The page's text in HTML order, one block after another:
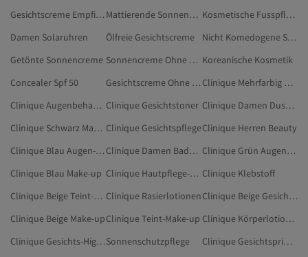
Gesichtscreme Empfindliche Haut
Mattierende Sonnencreme
Kosmetische Fusspflege
Damen Solaruhren
Ölfreie Gesichtscreme
Nicht Komedogene Sonnencreme
Getönte Sonnencreme
Sonnencreme Ohne Parfum Und Alkohol Koreanische Kosmetik
Concealer Spf 50
Gesichtscreme Ohne Alkohol
Clinique Mehrfarbig Rouges
Clinique Augenbehandlungen Clinique Gesichtstoner
Clinique Damen Duschgels & Cremes
Clinique Schwarz Make-up Clinique GesichtspflegeClinique Herren Beauty
Clinique Blau Augen-Make-up
Clinique Damen Bade- & Duschprodukte
Clinique Grün Augen-Make-up
Clinique Blau Make-up
Clinique Hautpflege-Sets Clinique Klebstoff
Clinique Beige Teint-Make-up Clinique Rasierlotionen
Clinique Beige Gesichtsprimer
Clinique Beige Make-upClinique Teint-Make-up
Clinique Körperlotionen & -cremes
Clinique Gesichts-HighlighterSonnenschutzpflege
Clinique Gesichtsprimer